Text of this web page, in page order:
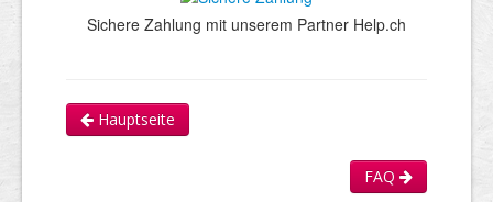
Sichere Zahlung mit unserem Partner Help.ch
Hauptseite
FAQ